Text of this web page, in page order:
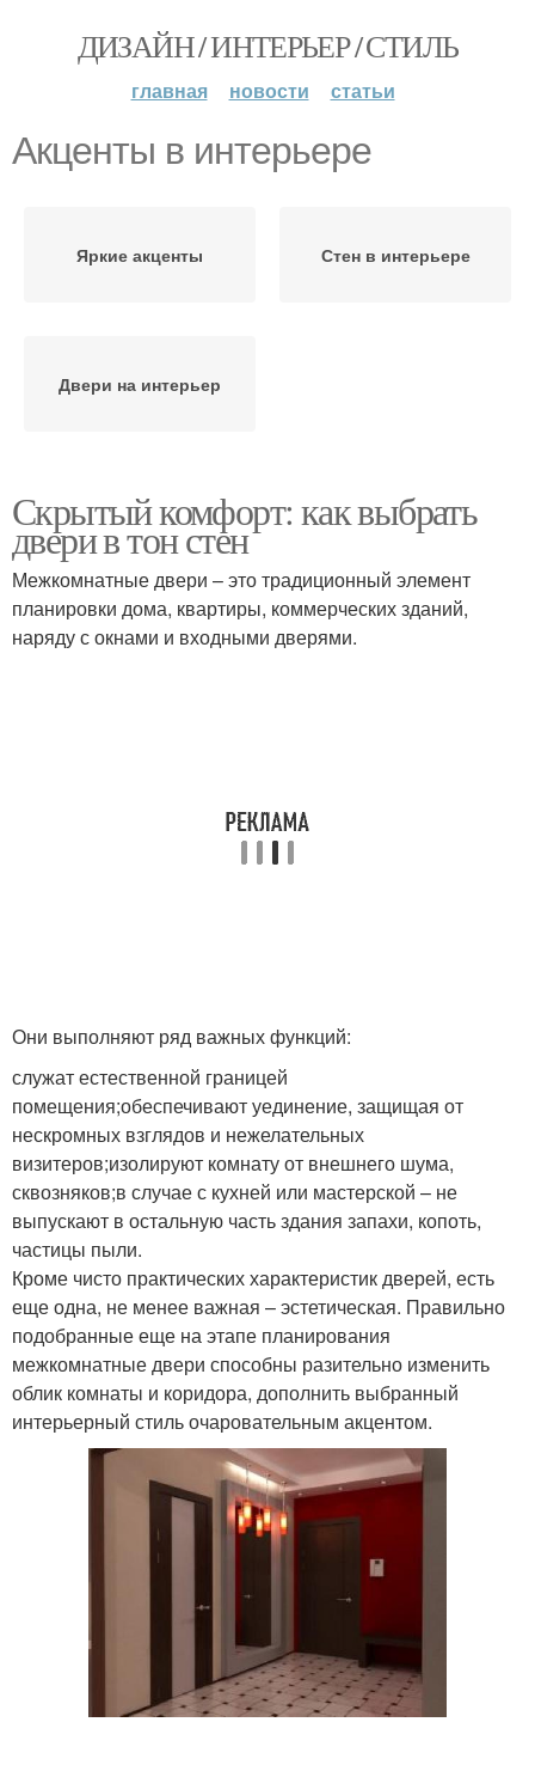
ДИЗАЙН / ИНТЕРЬЕР / СТИЛЬ
главная новости статьи
Акценты в интерьере
Яркие акценты Стен в интерьере
Двери на интерьер
Скрытый комфорт: как выбрать
двери в тон стен
Межкомнатные двери – это традиционный элемент
планировки дома, квартиры, коммерческих зданий,
наряду с окнами и входными дверями.
Они выполняют ряд важных функций:
служат естественной границей
помещения;обеспечивают уединение, защищая от
нескромных взглядов и нежелательных
визитеров;изолируют комнату от внешнего шума,
сквозняков;в случае с кухней или мастерской – не
выпускают в остальную часть здания запахи, копоть,
частицы пыли.
Кроме чисто практических характеристик дверей, есть
еще одна, не менее важная – эстетическая. Правильно
подобранные еще на этапе планирования
межкомнатные двери способны разительно изменить
облик комнаты и коридора, дополнить выбранный
интерьерный стиль очаровательным акцентом.